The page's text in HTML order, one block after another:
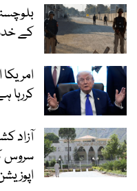
کے خدشات پر 15
کررہا
آزاد